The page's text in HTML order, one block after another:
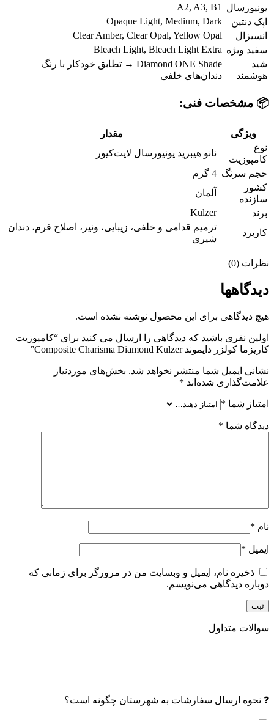
یونیورسال
A2, A3, B1
اپک دنتین
Opaque Light, Medium, Dark
انسیزال
Clear Amber, Clear Opal, Yellow Opal
سفید ویژه Bleach Light, Bleach Light Extra
شید
هوشمند
Diamond ONE Shade → تطابق خودکار با رنگ
دندان‌های خلفی
📦 مشخصات فنی:
ویژگی
مقدار
نوع
کامپوزیت
نانو هیبرید یونیورسال لایت‌کیور
حجم سرنگ 4 گرم
کشور
سازنده
آلمان
برند
Kulzer
کاربرد
ترمیم قدامی و خلفی، زیبایی، ونیر، اصلاح فرم، دندان
شیری
نظرات (0)
دیدگاهها
هیچ دیدگاهی برای این محصول نوشته نشده است.
اولین نفری باشید که دیدگاهی را ارسال می کنید برای “کامپوزیت
کاریزما کولزر دایموند Composite Charisma Diamond Kulzer”
نشانی ایمیل شما منتشر نخواهد شد. بخش‌های موردنیاز
علامت‌گذاری شده‌اند *
امتیاز شما *
دیدگاه شما *
نام *
ایمیل *
ذخیره نام، ایمیل و وبسایت من در مرورگر برای زمانی که
دوباره دیدگاهی می‌نویسم.
سوالات متداول
❓ نحوه ارسال سفارشات به شهرستان چگونه است؟